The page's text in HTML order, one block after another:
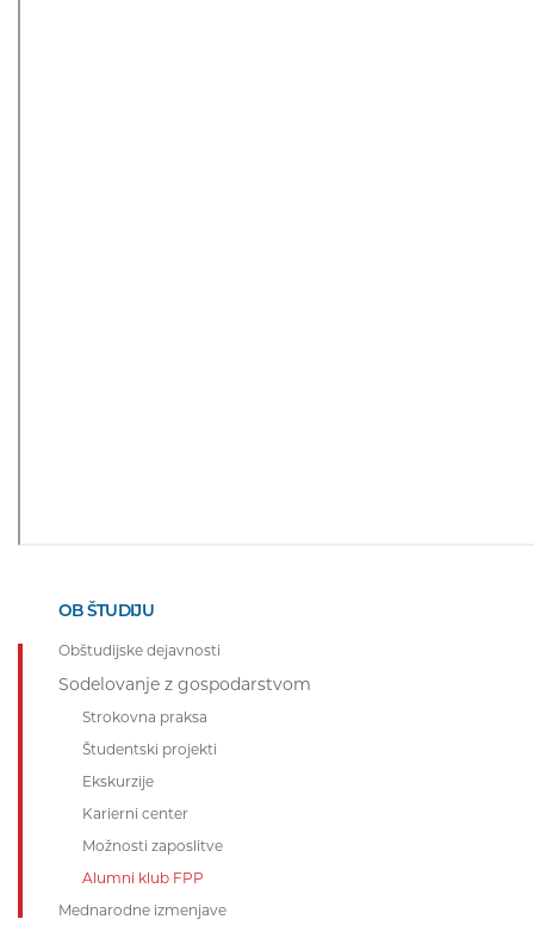
OB ŠTUDIJU
Obštudijske dejavnosti
Sodelovanje z gospodarstvom
Strokovna praksa
Študentski projekti
Ekskurzije
Karierni center
Možnosti zaposlitve
Alumni klub FPP
Mednarodne izmenjave